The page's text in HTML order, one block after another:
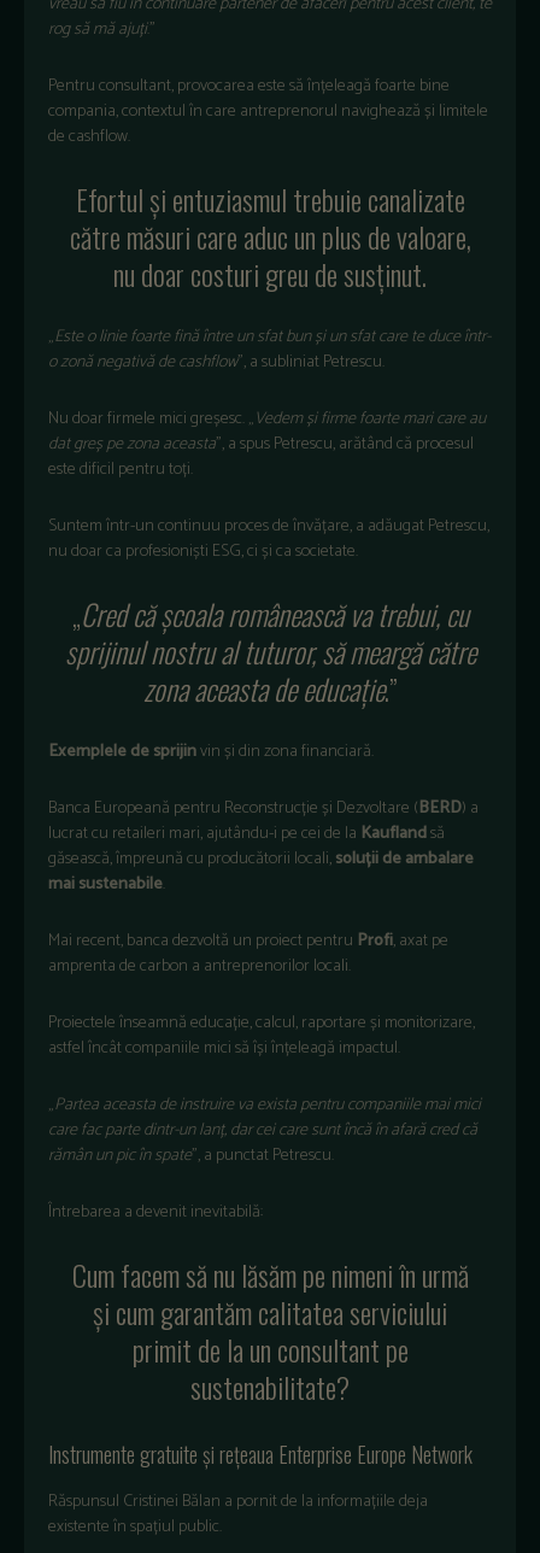
rog să mă ajuți.”
Pentru consultant, provocarea este săînțeleagă foarte bine
compania, contextulîn care antreprenorul navighează și limitele
de cashflow.
Efortul și entuziasmul trebuie canalizate
către măsuri care aduc un plus de valoare,
nu doar costuri greu de susținut.
„Este o linie foarte finăîntre un sfat bunși un sfat care te duceîntr-
o zonă negativă de cashflow”, a subliniat Petrescu.
Nu doar firmele mici greșesc.„Vedemși firme foarte mari care au
dat greș pe zona aceasta”, a spus Petrescu, arătând că procesul
este dificil pentru toți.
Suntemîntr-un continuu proces de învățare, a adăugat Petrescu,
nu doar ca profesioniști ESG, ci și ca societate.
„Cred că școala românească va trebui, cu
sprijinul nostru al tuturor, să meargă către
zona aceasta de educație.”
Exemplele de sprijinvin și din zona financiară.
Banca Europeană pentru Reconstrucție și Dezvoltare (BERD) a
lucrat cu retaileri mari, ajutându-i pe cei de la Kauflandsă
găsească,împreună cu producătorii locali,soluții de ambalare
mai sustenabile.
Mai recent, banca dezvoltă un proiect pentru Profi, axat pe
amprenta de carbon a antreprenorilor locali.
Proiecteleînseamnă educație, calcul, raportare și monitorizare,
astfelîncât companiile mici săîșiînțeleagă impactul.
„Partea aceasta de instruire va exista pentru companiile mai mici
care fac parte dintr-un lanț, dar cei care suntîncăîn afară cred că
rămân un pic în spate”, a punctat Petrescu.
Întrebarea a devenit inevitabilă:
Cum facem să nu lăsăm pe nimeniîn urmă
și cum garantăm calitatea serviciului
primit de la un consultant pe
sustenabilitate?
Instrumente gratuite și rețeaua Enterprise Europe Network
Răspunsul Cristinei Bălan a pornit de la informațiile deja
existenteîn spațiul public.